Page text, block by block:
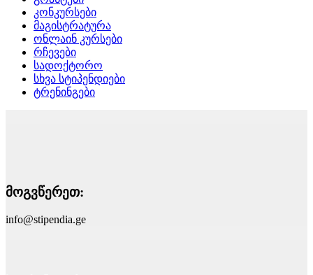
კონკურსები
მაგისტრატურა
ონლაინ კურსები
რჩევები
სადოქტორო
სხვა სტიპენდიები
ტრენინგები
მოგვწერეთ:
info@stipendia.ge